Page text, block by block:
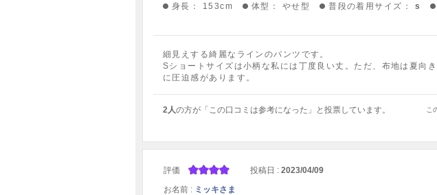
身長： 153cm 体型： やせ型 普段の着用サイズ： s
細見えする綺麗なラインのパンツです。
Sショートサイズは小柄な私には丁度良い丈。ただ、布地は夏向
に圧迫感があります。
こ
2人の方が「この口コミは参考になった」と投票しています。
評価 投稿日 : 2023/04/09
お名前 : ミッキさま